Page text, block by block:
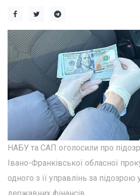
НАБУ та САП оголосили про
Івано-Франківської обласної
одного з її управлінь за підозрою